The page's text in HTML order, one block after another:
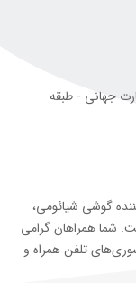
جهانی - طبقه
گوشی شیائومی،
شما همراهان گرامی
تلفن همراه و